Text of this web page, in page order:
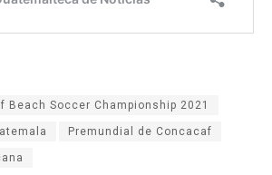
Beach Soccer Championship 2021
Premundial de Concacaf